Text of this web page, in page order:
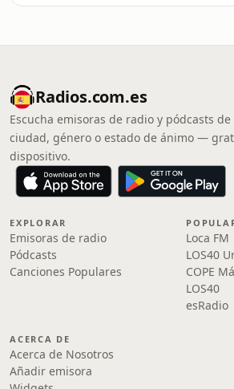
Radios.com.es
Escucha emisoras de radio y pódcasts
ciudad, género o estado de ánimo —
dispositivo.
EXPLORAR
Emisoras de radio
Pódcasts
Canciones Populares
Loca FM
LOS40
COPE
LOS40
esRadio
ACERCA DE
Acerca de Nosotros
Añadir emisora